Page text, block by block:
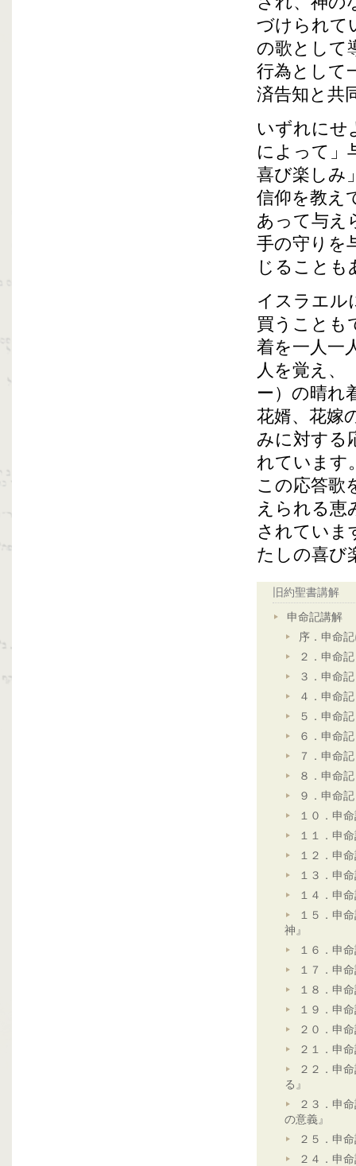
づけられて
の歌として
行為として
済告知と共
いずれにせ
によって」
喜び楽しみ
信仰を教え
あって与え
手の守りを
じることも
イスラエル
買うことも
着を一人一
人を覚え、
ー）の晴れ
花婿、花嫁
みに対する
れています
この応答歌
えられる恵
されていま
たしの喜び
旧約聖書講解
申命記講解
序．申命
２．申命
３．申命
４．申命
５．申命
６．申命
７．申命
８．申命
９．申命
１０．申
１１．申
１２．申
１３．申
１４．申
１５．申
神』
１６．申
１７．申
１８．申
１９．申
２０．申
２１．申
２２．申
る』
２３．申
の意義』
２５．申
２４．申